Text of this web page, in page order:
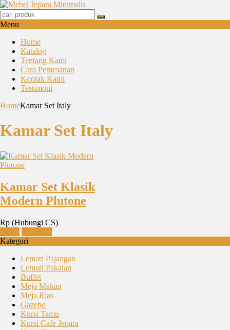
Menu
Home
Katalog
Tentang Kami
Cara Pemesanan
Kontak Kami
Testimoni
HomeKamar Set Italy
Kamar Set Italy
Kamar Set Klasik
Modern Plutone
Rp (Hubungi CS)
Kategori
Lemari Pajangan
Lemari Pakaian
Buffet
Meja Makan
Meja Rias
Gazebo
Kursi Tamu
Kursi Cafe Jepara